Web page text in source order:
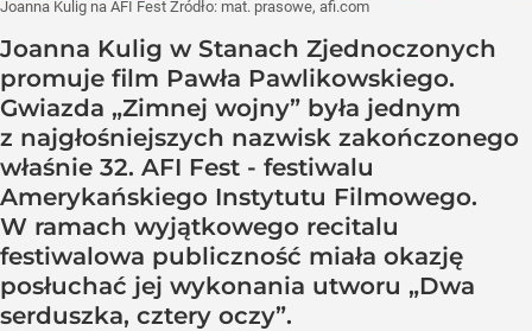
Joanna Kulig na AFI Fest Źródło: mat. prasowe, afi.com
Joanna Kulig w Stanach Zjednoczonych
promuje film Pawła Pawlikowskiego.
Gwiazda „Zimnej wojny” była jednym
z najgłośniejszych nazwisk zakończonego
właśnie 32. AFI Fest - festiwalu
Amerykańskiego Instytutu Filmowego.
W ramach wyjątkowego recitalu
festiwalowa publiczność miała okazję
posłuchać jej wykonania utworu „Dwa
serduszka, cztery oczy”.